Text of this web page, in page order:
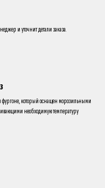
и уточнит детали заказа.
фургоне, который оснащен морозильными
необходимую температуру